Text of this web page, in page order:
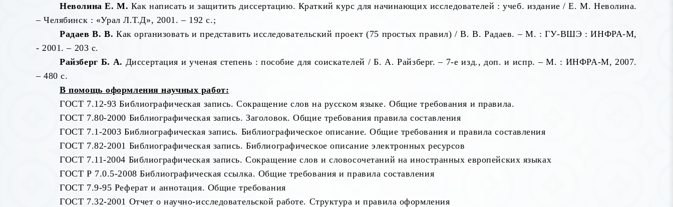
Неволина Е. М. Как написать и защитить диссертацию. Краткий курс для начинающих исследователей : учеб. издание / Е. М. Неволина.
– Челябинск : «Урал Л.Т.Д», 2001. – 192 с.;
Радаев В. В. Как организовать и представить исследовательский проект (75 простых правил) / В. В. Радаев. – М. : ГУ-ВШЭ : ИНФРА-М,
- 2001. – 203 с.
Райзберг Б. А. Диссертация и ученая степень : пособие для соискателей / Б. А. Райзберг. – 7-е изд., доп. и испр. – М. : ИНФРА-М, 2007.
– 480 с.
В помощь оформления научных работ:
ГОСТ 7.12-93 Библиографическая запись. Сокращение слов на русском языке. Общие требования и правила.
ГОСТ 7.80-2000 Библиографическая запись. Заголовок. Общие требования правила составления
ГОСТ 7.1-2003 Библиографическая запись. Библиографическое описание. Общие требования и правила составления
ГОСТ 7.82-2001 Библиографическая запись. Библиографическое описание электронных ресурсов
ГОСТ 7.11-2004 Библиографическая запись. Сокращение слов и словосочетаний на иностранных европейских языках
ГОСТ Р 7.0.5-2008 Библиографическая ссылка. Общие требования и правила составления
ГОСТ 7.9-95 Реферат и аннотация. Общие требования
ГОСТ 7.32-2001 Отчет о научно-исследовательской работе. Структура и правила оформления